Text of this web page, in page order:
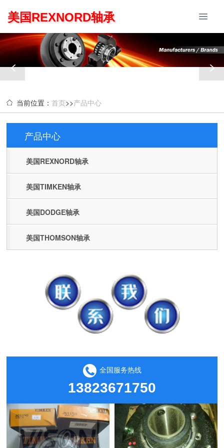
美国REXNORD轴承
当前位置：首页>>产品中心
产品中心
Products
美国REXNORD轴承
美国TIMKEN轴承
美国DODGE轴承
美国THOMSON轴承
全国服务热线
13823671750